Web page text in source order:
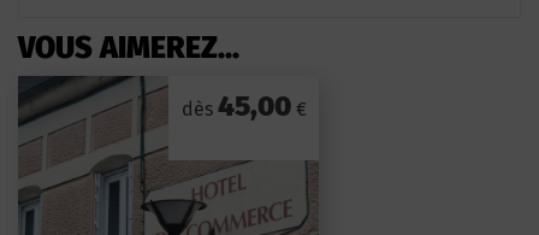
VOUS AIMEREZ...
dès 45,00€